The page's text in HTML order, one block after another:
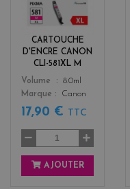
CARTOUCHE
D'ENCRE CANON
CLI-581XL M
Color
e
n
t
Volume
8.0ml
Marque
Canon
17,90 € TTC
AJOUTER